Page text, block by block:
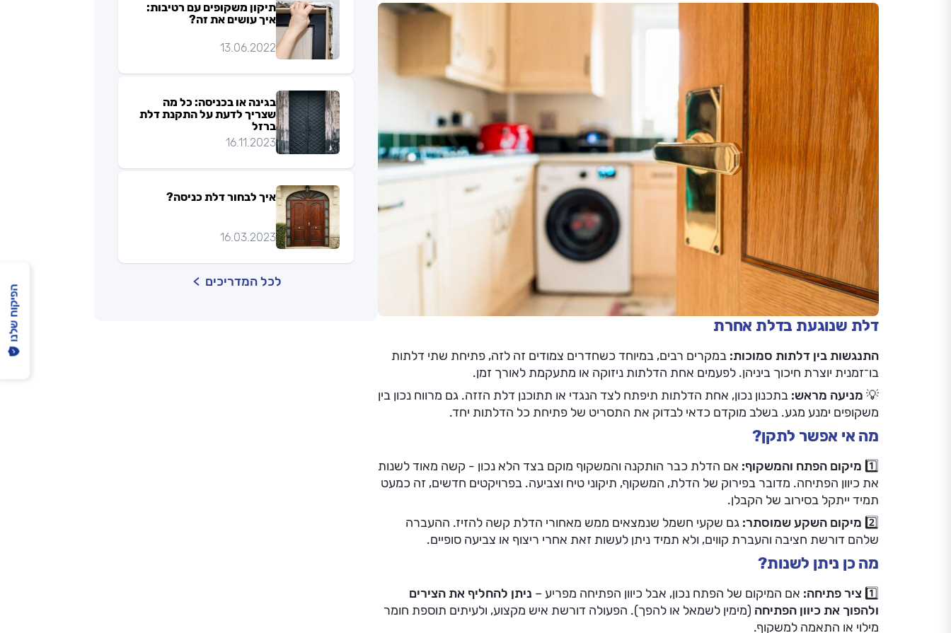
דלת שנוגעת בדלת אחרת
התנגשות בין דלתות סמוכות: במקרים רבים, במיוחד כשחדרים צמודים זה לזה, פתיחת שתי דלתות
בו־זמנית יוצרת חיכוך ביניהן. לפעמים אחת הדלתות ניזוקה או מתעקמת לאורך זמן.
💡 מניעה מראש: בתכנון נכון, אחת הדלתות תיפתח לצד הנגדי או תתוכנן דלת הזזה. גם מרווח נכון בין
משקופים ימנע מגע. בשלב מוקדם כדאי לבדוק את התסריט של פתיחת כל הדלתות יחד.
מה אי אפשר לתקן?
1️⃣ מיקום הפתח והמשקוף: אם הדלת כבר הותקנה והמשקוף מוקם בצד הלא נכון - קשה מאוד לשנות
את כיוון הפתיחה. מדובר בפירוק של הדלת, המשקוף, תיקוני טיח וצביעה. בפרויקטים חדשים, זה כמעט
תמיד ייתקל בסירוב של הקבלן.
2️⃣ מיקום השקע שמוסתר: גם שקעי חשמל שנמצאים ממש מאחורי הדלת קשה להזיז. ההעברה
שלהם דורשת חציבה והעברת קווים, ולא תמיד ניתן לעשות זאת אחרי ריצוף או צביעה סופיים.
מה כן ניתן לשנות?
1️⃣ ציר פתיחה: אם המיקום של הפתח נכון, אבל כיוון הפתיחה מפריע – ניתן להחליף את הצירים
ולהפוך את כיוון הפתיחה (מימין לשמאל או להפך). הפעולה דורשת איש מקצוע, ולעיתים תוספת חומר
מילוי או התאמה למשקוף.
תיקון משקופים עם רטיבות:
איך עושים את זה?
13.06.2022
בגינה או בכניסה: כל מה
שצריך לדעת על התקנת דלת
ברזל
16.11.2023
איך לבחור דלת כניסה?
16.03.2023
לכל המדריכים
הפיקוח שלנו